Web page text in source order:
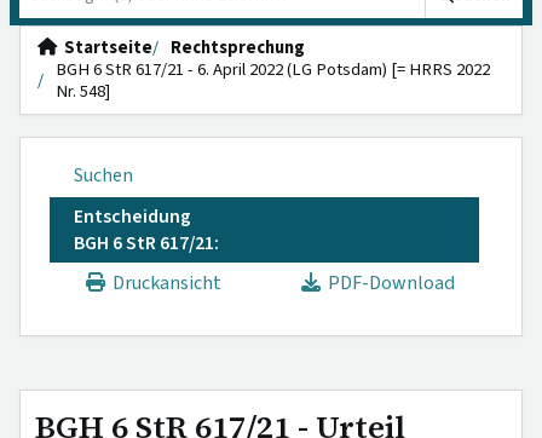
Startseite
Rechtsprechung
BGH 6 StR 617/21 - 6. April 2022 (LG Potsdam) [= HRRS 2022
Nr. 548]
Suchen
Entscheidung
BGH 6 StR 617/21:
Druckansicht
PDF-Download
BGH 6 StR 617/21 - Urteil